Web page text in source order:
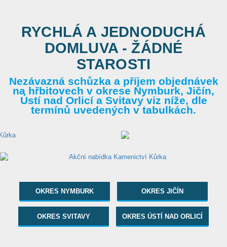
RYCHLÁ A JEDNODUCHÁ
DOMLUVA - ŽÁDNÉ
STAROSTI
Nezávazná schůzka a příjem objednávek
na hřbitovech v okrese Nymburk, Jičín,
Ústí nad Orlicí a Svitavy viz níže, dle
termínů uvedených v tabulkách.
OKRES NYMBURK OKRES JIČÍN
OKRES SVITAVY OKRES ÚSTÍ NAD ORLICÍ